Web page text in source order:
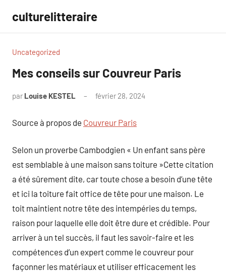
contenu
culturelitteraire
Uncategorized
Mes conseils sur Couvreur Paris
par Louise KESTEL février 28, 2024
Source à propos de Couvreur Paris
Selon un proverbe Cambodgien « Un enfant sans père
est semblable à une maison sans toiture »Cette citation
a été sûrement dite, car toute chose a besoin d’une tête
et ici la toiture fait office de tête pour une maison. Le
toit maintient notre tête des intempéries du temps,
raison pour laquelle elle doit être dure et crédible. Pour
arriver à un tel succès, il faut les savoir-faire et les
compétences d’un expert comme le couvreur pour
façonner les matériaux et utiliser efficacement les